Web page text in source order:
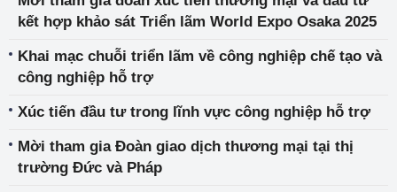
kết hợp khảo sát Triển lãm World Expo Osaka 2025
Khai mạc chuỗi triển lãm về công nghiệp chế tạo và
công nghiệp hỗ trợ
Xúc tiến đầu tư trong lĩnh vực công nghiệp hỗ trợ
Mời tham gia Đoàn giao dịch thương mại tại thị
trường Đức và Pháp